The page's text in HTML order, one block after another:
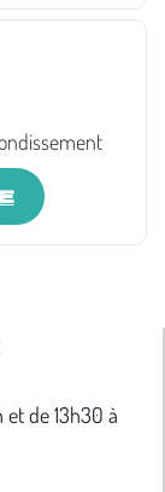
de 13h30 à